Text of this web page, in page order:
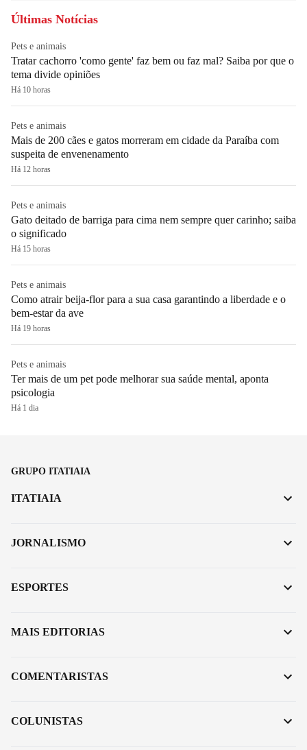
Últimas Notícias
Pets e animais
Tratar cachorro 'como gente' faz bem ou faz mal? Saiba por que o
tema divide opiniões
Há 10 horas
Pets e animais
Mais de 200 cães e gatos morreram em cidade da Paraíba com
suspeita de envenenamento
Há 12 horas
Pets e animais
Gato deitado de barriga para cima nem sempre quer carinho; saiba
o significado
Há 15 horas
Pets e animais
Como atrair beija-flor para a sua casa garantindo a liberdade e o
bem-estar da ave
Há 19 horas
Pets e animais
Ter mais de um pet pode melhorar sua saúde mental, aponta
psicologia
Há 1 dia
GRUPO ITATIAIA
ITATIAIA
JORNALISMO
ESPORTES
MAIS EDITORIAS
COMENTARISTAS
COLUNISTAS